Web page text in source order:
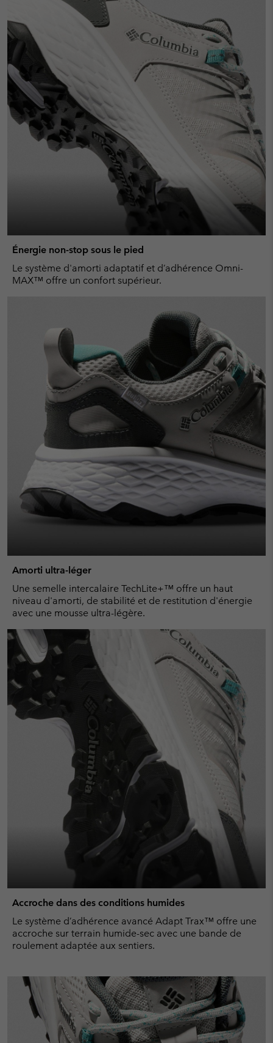
Énergie non-stop sous le pied
Le système d'amorti adaptatif et d’adhérence Omni-
MAX™ offre un confort supérieur.
Amorti ultra-léger
Une semelle intercalaire TechLite+™ offre un haut
niveau d'amorti, de stabilité et de restitution d'énergie
avec une mousse ultra-légère.
Accroche dans des conditions humides
Le système d’adhérence avancé Adapt Trax™ offre une
accroche sur terrain humide-sec avec une bande de
roulement adaptée aux sentiers.